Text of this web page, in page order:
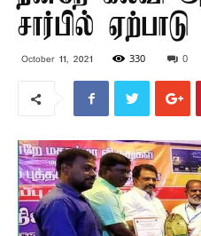
சார்பில் ஏற்பாடு
October 11, 2021 330 0